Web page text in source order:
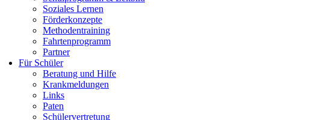
Soziales Lernen
Förderkonzepte
Methodentraining
Fahrtenprogramm
Partner
Für Schüler
Beratung und Hilfe
Krankmeldungen
Links
Paten
Schülervertretung